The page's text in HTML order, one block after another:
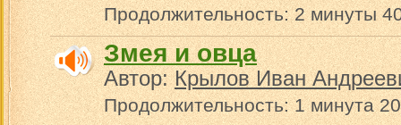
Продолжительность: 2 минуты
Змея и овца
Автор:Крылов Иван
Продолжительность: 1 минута